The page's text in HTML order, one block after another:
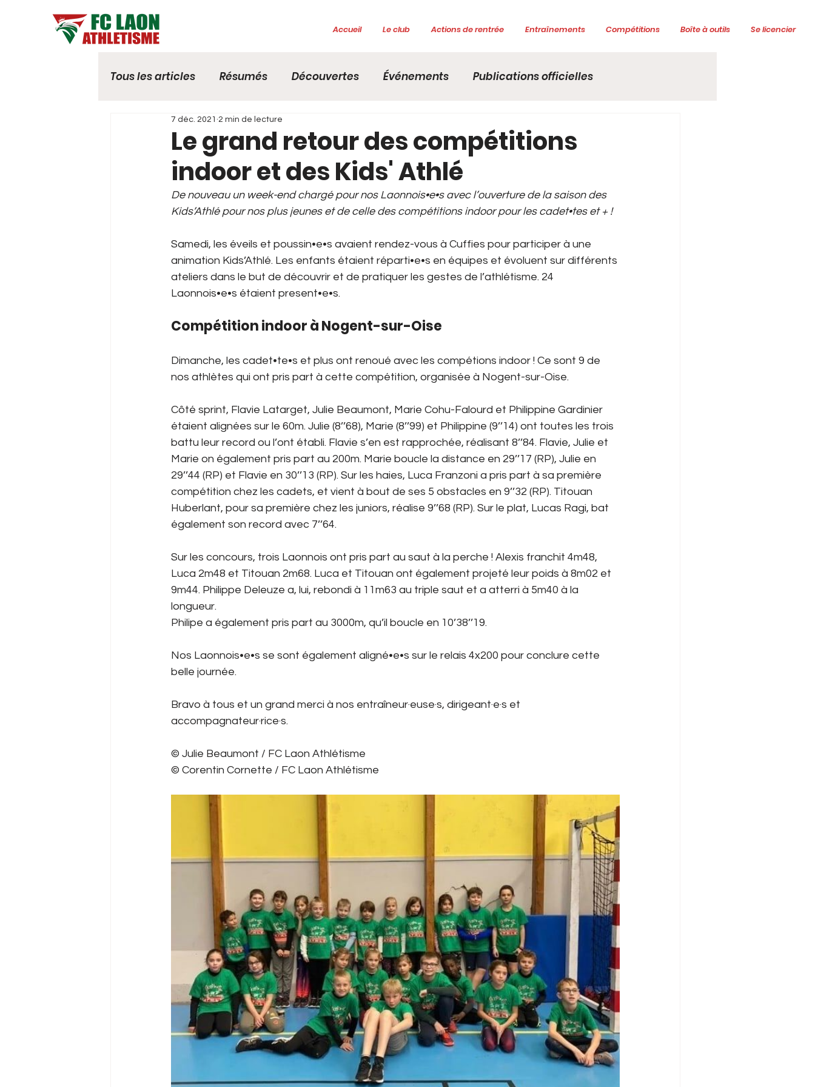
Accueil Le club Actions de rentrée Entraînements Compétitions Boîte à outils Se licencier
Tous les articles Résumés Découvertes Événements Publications officielles
Le grand retour des compétitions
indoor et des Kids' Athlé
7 déc. 2021 2 min de lecture
De nouveau un week-end chargé pour nos Laonnois•e•s avec l’ouverture de la saison des
Kids’Athlé pour nos plus jeunes et de celle des compétitions indoor pour les cadet•tes et + !
Samedi, les éveils et poussin•e•s avaient rendez-vous à Cuffies pour participer à une
animation Kids’Athlé. Les enfants étaient réparti•e•s en équipes et évoluent sur différents
ateliers dans le but de découvrir et de pratiquer les gestes de l’athlétisme. 24
Laonnois•e•s étaient present•e•s.
Compétition indoor à Nogent-sur-Oise
Dimanche, les cadet•te•s et plus ont renoué avec les compétions indoor ! Ce sont 9 de
nos athlètes qui ont pris part à cette compétition, organisée à Nogent-sur-Oise.
Côté sprint, Flavie Latarget, Julie Beaumont, Marie Cohu-Falourd et Philippine Gardinier
étaient alignées sur le 60m. Julie (8’’68), Marie (8’’99) et Philippine (9’’14) ont toutes les trois
battu leur record ou l’ont établi. Flavie s’en est rapprochée, réalisant 8’’84. Flavie, Julie et
Marie on également pris part au 200m. Marie boucle la distance en 29’’17 (RP), Julie en
29’’44 (RP) et Flavie en 30’’13 (RP). Sur les haies, Luca Franzoni a pris part à sa première
compétition chez les cadets, et vient à bout de ses 5 obstacles en 9’’32 (RP). Titouan
Huberlant, pour sa première chez les juniors, réalise 9’’68 (RP). Sur le plat, Lucas Ragi, bat
également son record avec 7’’64.
Sur les concours, trois Laonnois ont pris part au saut à la perche ! Alexis franchit 4m48,
Luca 2m48 et Titouan 2m68. Luca et Titouan ont également projeté leur poids à 8m02 et
9m44. Philippe Deleuze a, lui, rebondi à 11m63 au triple saut et a atterri à 5m40 à la
longueur.
Philipe a également pris part au 3000m, qu’il boucle en 10’38’’19.
Nos Laonnois•e•s se sont également aligné•e•s sur le relais 4x200 pour conclure cette
belle journée.
Bravo à tous et un grand merci à nos entraîneur·euse·s, dirigeant·e·s et
accompagnateur·rice·s.
© Julie Beaumont / FC Laon Athlétisme
© Corentin Cornette / FC Laon Athlétisme